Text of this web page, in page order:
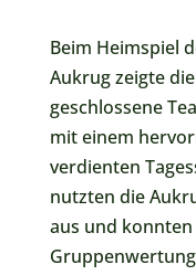
Beim Heimspiel
Aukrug zeigte
geschlossene
mit einem
verdienten
nutzten die
aus und